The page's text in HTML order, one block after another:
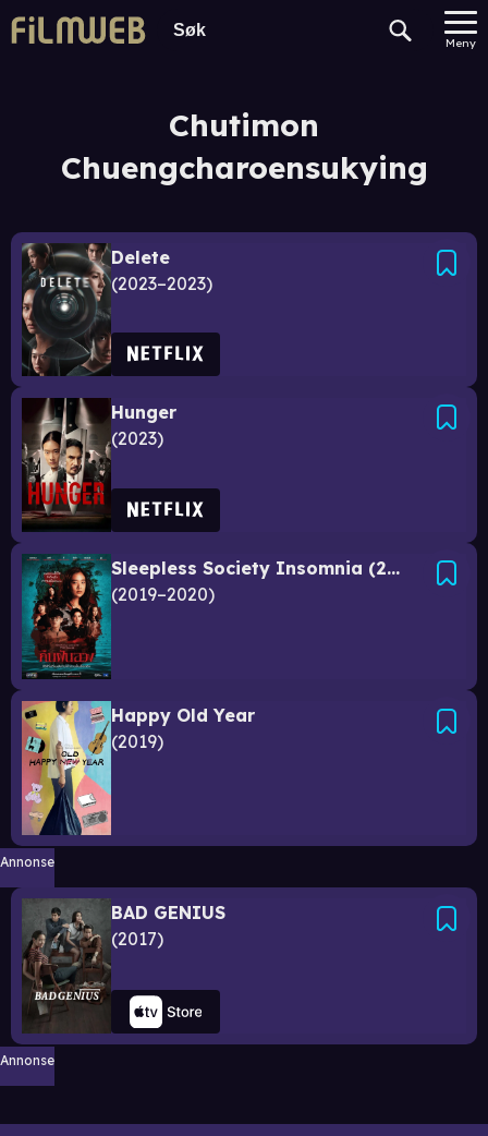
Meny
Chutimon
Chuengcharoensukying
Delete
2023–2023
Hunger
2023
Sleepless Society Insomnia (2019)
2019–2020
Happy Old Year
2019
Annonse
BAD GENIUS
2017
Annonse